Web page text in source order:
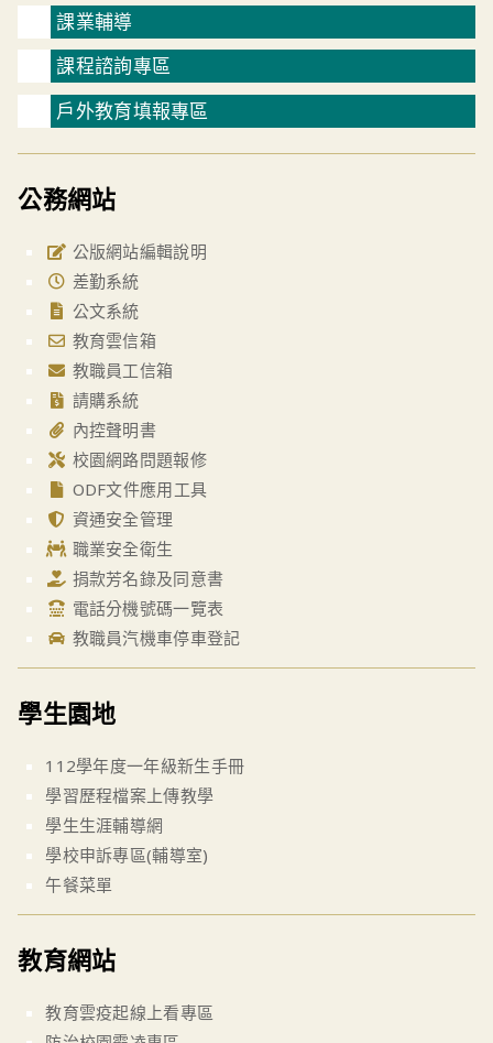
課業輔導
課程諮詢專區
戶外教育填報專區
公務網站
公版網站編輯說明
差勤系統
公文系統
教育雲信箱
教職員工信箱
請購系統
內控聲明書
校園網路問題報修
ODF文件應用工具
資通安全管理
職業安全衛生
捐款芳名錄及同意書
電話分機號碼一覽表
教職員汽機車停車登記
學生園地
112學年度一年級新生手冊
學習歷程檔案上傳教學
學生生涯輔導網
學校申訴專區(輔導室)
午餐菜單
教育網站
教育雲疫起線上看專區